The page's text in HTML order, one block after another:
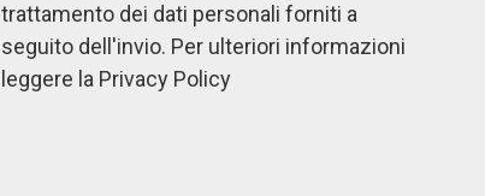
trattamento dei dati personali forniti a
seguito dell'invio. Per ulteriori informazioni
leggere la Privacy Policy